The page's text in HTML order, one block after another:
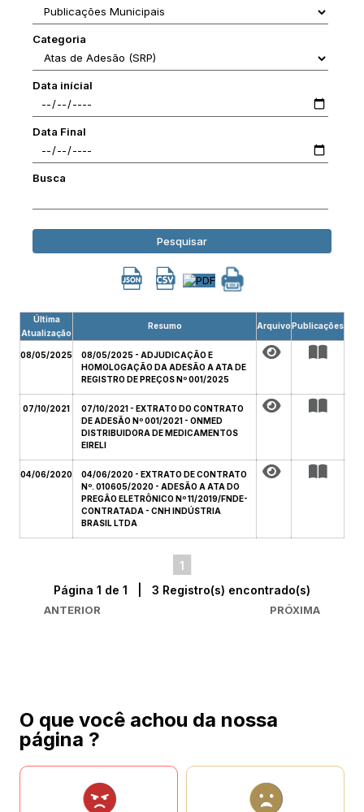
Categoria
Data inícial
Data Final
Busca
Pesquisar
Última
Atualização
Resumo ArquivoPublicações
08/05/2025
08/05/2025 - ADJUDICAÇÃO E
HOMOLOGAÇÃO DA ADESÃO A ATA DE
REGISTRO DE PREÇOS Nº 001/2025
07/10/2021
07/10/2021 - EXTRATO DO CONTRATO
DE ADESÃO Nº 001/2021 - ONMED
DISTRIBUIDORA DE MEDICAMENTOS
EIRELI
04/06/2020
04/06/2020 - EXTRATO DE CONTRATO
Nº. 010605/2020 - ADESÃO A ATA DO
PREGÃO ELETRÔNICO Nº 11/2019/FNDE-
CONTRATADA - CNH INDÚSTRIA
BRASIL LTDA
1
ANTERIOR
Página 1 de 1 | 3 Registro(s) encontrado(s)
PRÓXIMA
O que você achou da nossa
página ?